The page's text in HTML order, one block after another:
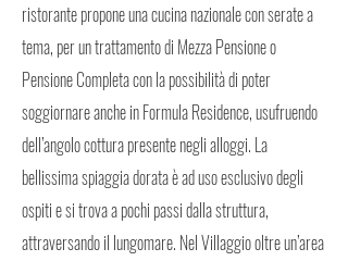
ristorante propone una cucina nazionale con serate a
tema, per un trattamento di Mezza Pensione o
Pensione Completa con la possibilità di poter
soggiornare anche in Formula Residence, usufruendo
dell’angolo cottura presente negli alloggi. La
bellissima spiaggia dorata è ad uso esclusivo degli
ospiti e si trova a pochi passi dalla struttura,
attraversando il lungomare. Nel Villaggio oltre un’area